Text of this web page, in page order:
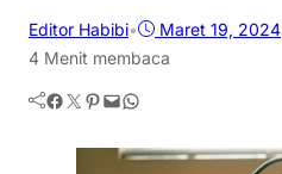
Editor Habibi• Maret 19, 2024
4 Menit membaca
Facebook Twitter Pinterest Mail WhatsApp